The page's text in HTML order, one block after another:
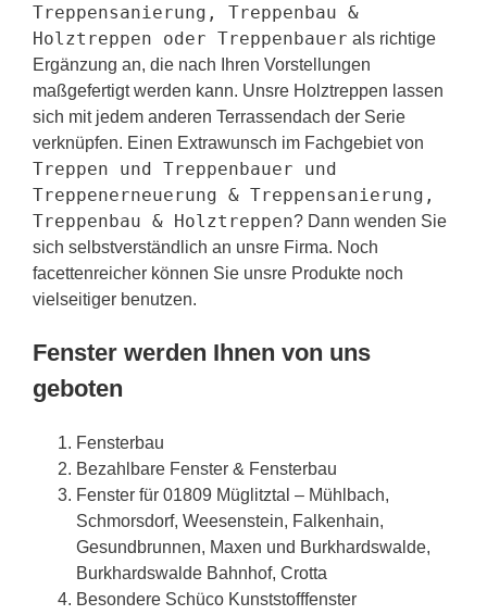
Treppensanierung, Treppenbau &
Holztreppen oder Treppenbauer als richtige
Ergänzung an, die nach Ihren Vorstellungen
maßgefertigt werden kann. Unsre Holztreppen lassen
sich mit jedem anderen Terrassendach der Serie
verknüpfen. Einen Extrawunsch im Fachgebiet von
Treppen und Treppenbauer und
Treppenerneuerung & Treppensanierung,
Treppenbau & Holztreppen? Dann wenden Sie
sich selbstverständlich an unsre Firma. Noch
facettenreicher können Sie unsre Produkte noch
vielseitiger benutzen.
Fenster werden Ihnen von uns
geboten
Fensterbau
Bezahlbare Fenster & Fensterbau
Fenster für 01809 Müglitztal – Mühlbach,
Schmorsdorf, Weesenstein, Falkenhain,
Gesundbrunnen, Maxen und Burkhardswalde,
Burkhardswalde Bahnhof, Crotta
Besondere Schüco Kunststofffenster